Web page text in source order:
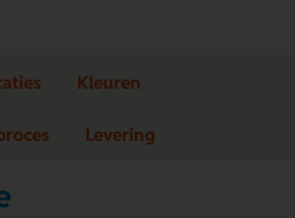
Kleuren
Levering